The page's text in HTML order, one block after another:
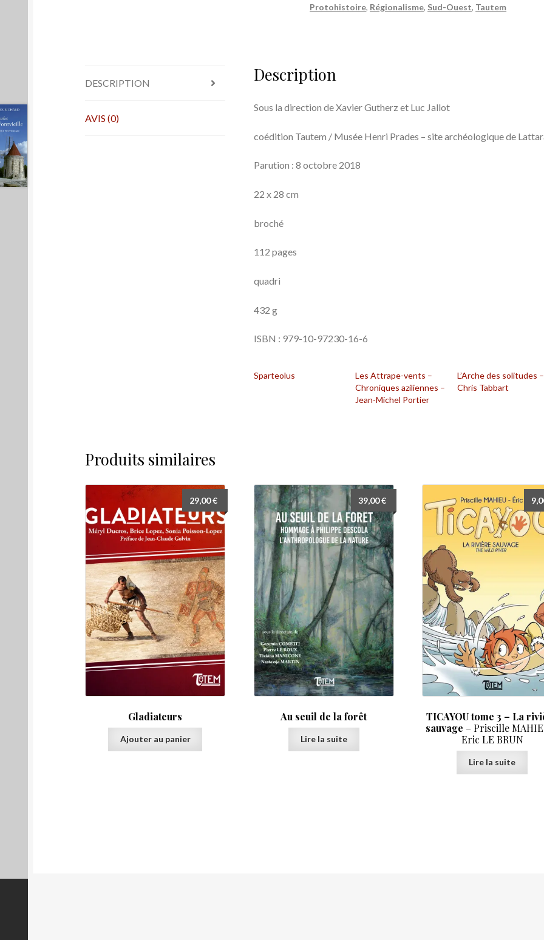
le
Protohistoire, Régionalisme, Sud-Ouest, Tautem
DESCRIPTION
AVIS (0)
Description
Sous la direction de Xavier Gutherz et Luc Jallot
coédition Tautem / Musée Henri Prades – site archéologique de
Parution : 8 octobre 2018
22 x 28 cm
broché
112 pages
quadri
432 g
ISBN : 979-10-97230-16-6
Sparteolus
Les Attrape-vents –
Chroniques aziliennes –
Jean-Michel Portier
L’Arche des solitudes –
Chris Tabbart
Produits similaires
Gladiateurs
29,00€
Ajouter au panier
Au seuil de la forêt
39,00€
Lire la suite
TICAYOU tome 3 – La
sauvage – Priscille
Eric LE BRUN
Lire la suite